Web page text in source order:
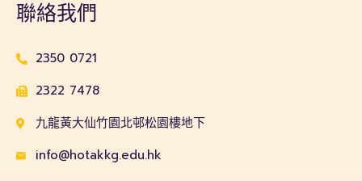
聯絡我們
2350 0721
2322 7478
九龍黃大仙竹園北邨松園樓地下
info@hotakkg.edu.hk